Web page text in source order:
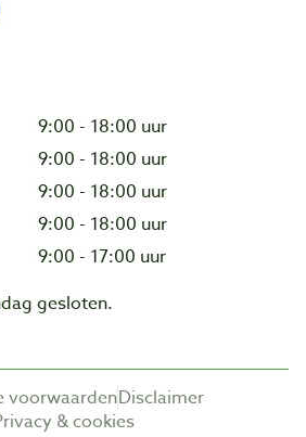
9:00 - 18:00 uur
9:00 - 18:00 uur
9:00 - 18:00 uur
9:00 - 18:00 uur
9:00 - 17:00 uur
gesloten.
voorwaardenDisclaimer
& cookies